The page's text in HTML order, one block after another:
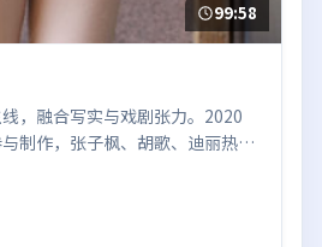
99:58
，融合写实与戏剧张力。2020
制作，张子枫、胡歌、迪丽热巴
影像风格统一，配乐与剪辑强化